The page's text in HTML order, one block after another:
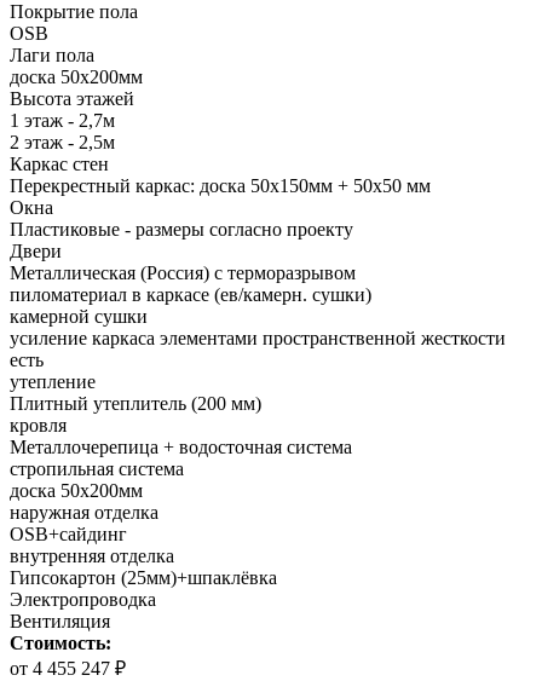
Покрытие пола
OSB
Лаги пола
доска 50х200мм
Высота этажей
1 этаж - 2,7м
2 этаж - 2,5м
Каркас стен
Перекрестный каркас: доска 50х150мм + 50х50 мм
Окна
Пластиковые - размеры согласно проекту
Двери
Металлическая (Россия) с терморазрывом
пиломатериал в каркасе (ев/камерн. сушки)
камерной сушки
усиление каркаса элементами пространственной жесткости
есть
утепление
Плитный утеплитель (200 мм)
кровля
Металлочерепица + водосточная система
стропильная система
доска 50х200мм
наружная отделка
OSB+сайдинг
внутренняя отделка
Гипсокартон (25мм)+шпаклёвка
Электропроводка
Вентиляция
Стоимость:
от 4 455 247 ₽